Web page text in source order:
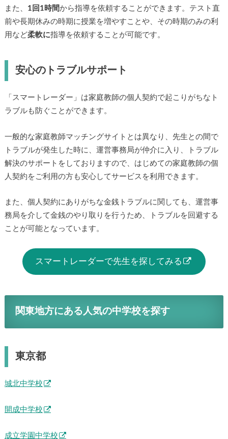
また、 1回1時間から指導を依頼することができます。テスト直
前や長期休みの時期に授業を増やすことや、その時期のみの利
用など柔軟に指導を依頼することが可能です。
安心のトラブルサポート
「スマートレーダー」は家庭教師の個人契約で起こりがちなト
ラブルも防ぐことができます。
一般的な家庭教師マッチングサイトとは異なり、先生との間で
トラブルが発生した時に、運営事務局が仲介に入り、トラブル
解決のサポートをしておりますので、はじめての家庭教師の個
人契約をご利用の方も安心してサービスを利用できます。
また、個人契約にありがちな金銭トラブルに関しても、運営事
務局を介して金銭のやり取りを行うため、トラブルを回避する
ことが可能となっています。
スマートレーダーで先生を探してみる
関東地方にある人気の中学校を探す
東京都
城北中学校
開成中学校
成立学園中学校